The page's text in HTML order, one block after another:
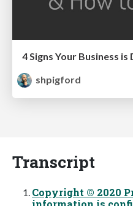
4 Signs Your Business is
shpigford
Transcript
Copyright © 2020